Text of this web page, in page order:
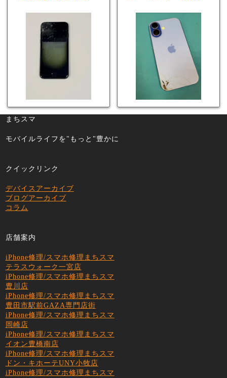
れ・液晶不良も当日
60分で修理可能！
少し膨張したバッテ
リーも当日90分で安
心修理！
まちスマ
モバイルライフを"もっと"豊かに
クイックリンク
デバイスアーカイブ
ブログアーカイブ
コラム
店舗案内
iPhone修理/スマホ修理まちスマ
テラスウォーク一宮店
iPhone修理/スマホ修理まちスマ
豊川店
iPhone修理/スマホ修理まちスマ
豊田市駅前GAZA専門店街
iPhone修理/スマホ修理まちスマ
岡崎店
iPhone修理/スマホ修理まちスマ
イオン豊橋南店
iPhone修理/スマホ修理まちスマ
ドン・キホーテUNY小牧店
iPhone修理/スマホ修理まちスマ